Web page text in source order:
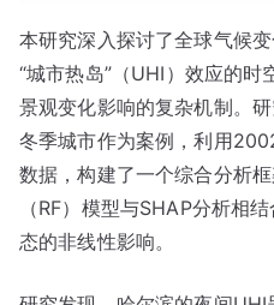
本研究深入探讨了全球气候
“城市热岛”（UHI）效应的
景观变化影响的复杂机制。
冬季城市作为案例，利用
数据，构建了一个综合分析
（RF）模型与SHAP分析相
态的非线性影响。